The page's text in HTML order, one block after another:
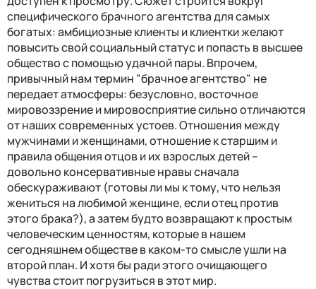
специфического брачного агентства для самых
богатых: амбициозные клиенты и клиентки желают
повысить свой социальный статус и попасть в высшее
общество с помощью удачной пары. Впрочем,
привычный нам термин "брачное агентство" не
передает атмосферы: безусловно, восточное
мировоззрение и мировосприятие сильно отличаются
от наших современных устоев. Отношения между
мужчинами и женщинами, отношение к старшим и
правила общения отцов и их взрослых детей –
довольно консервативные нравы сначала
обескураживают (готовы ли мы к тому, что нельзя
жениться на любимой женщине, если отец против
этого брака?), а затем будто возвращают к простым
человеческим ценностям, которые в нашем
сегодняшнем обществе в каком-то смысле ушли на
второй план. И хотя бы ради этого очищающего
чувства стоит погрузиться в этот мир.